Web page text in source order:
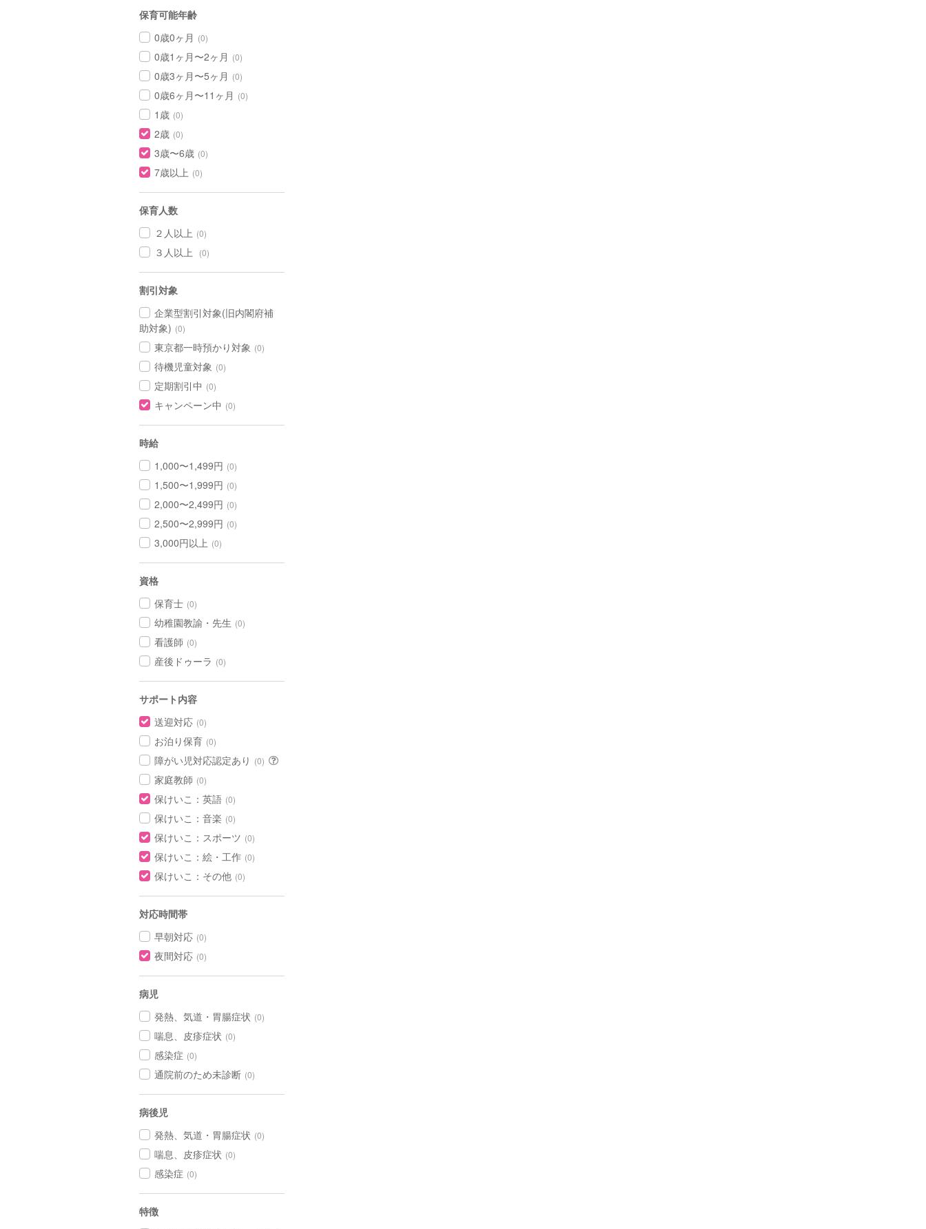
保育可能年齢
0歳0ヶ月 (0)
0歳1ヶ月〜2ヶ月 (0)
0歳3ヶ月〜5ヶ月 (0)
0歳6ヶ月〜11ヶ月 (0)
1歳 (0)
2歳 (0)
3歳〜6歳 (0)
7歳以上 (0)
保育人数
２人以上 (0)
３人以上 (0)
割引対象
企業型割引対象(旧内閣府補
助対象) (0)
東京都一時預かり対象 (0)
待機児童対象 (0)
定期割引中 (0)
キャンペーン中 (0)
時給
1,000〜1,499円 (0)
1,500〜1,999円 (0)
2,000〜2,499円 (0)
2,500〜2,999円 (0)
3,000円以上 (0)
資格
保育士 (0)
幼稚園教諭・先生 (0)
看護師 (0)
産後ドゥーラ (0)
サポート内容
送迎対応 (0)
お泊り保育 (0)
障がい児対応認定あり (0)
家庭教師 (0)
保けいこ：英語 (0)
保けいこ：音楽 (0)
保けいこ：スポーツ (0)
保けいこ：絵・工作 (0)
保けいこ：その他 (0)
対応時間帯
早朝対応 (0)
夜間対応 (0)
病児
発熱、気道・胃腸症状 (0)
喘息、皮疹症状 (0)
感染症 (0)
通院前のため未診断 (0)
病後児
発熱、気道・胃腸症状 (0)
喘息、皮疹症状 (0)
感染症 (0)
特徴